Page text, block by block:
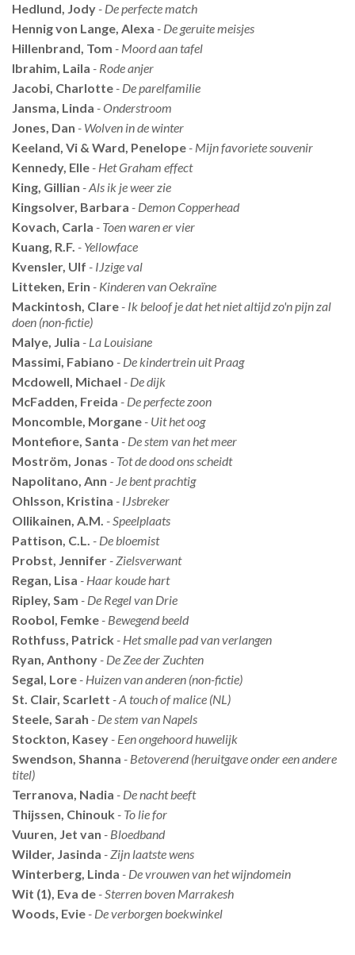
Hedlund, Jody - De perfecte match
Hennig von Lange, Alexa - De geruite meisjes
Hillenbrand, Tom - Moord aan tafel
Ibrahim, Laila - Rode anjer
Jacobi, Charlotte - De parelfamilie
Jansma, Linda - Onderstroom
Jones, Dan - Wolven in de winter
Keeland, Vi & Ward, Penelope - Mijn favoriete souvenir
Kennedy, Elle - Het Graham effect
King, Gillian - Als ik je weer zie
Kingsolver, Barbara - Demon Copperhead
Kovach, Carla - Toen waren er vier
Kuang, R.F. - Yellowface
Kvensler, Ulf - IJzige val
Litteken, Erin - Kinderen van Oekraïne
Mackintosh, Clare - Ik beloof je dat het niet altijd zo'n pijn zal
doen (non-fictie)
Malye, Julia - La Louisiane
Massimi, Fabiano - De kindertrein uit Praag
Mcdowell, Michael - De dijk
McFadden, Freida - De perfecte zoon
Moncomble, Morgane - Uit het oog
Montefiore, Santa - De stem van het meer
Moström, Jonas - Tot de dood ons scheidt
Napolitano, Ann - Je bent prachtig
Ohlsson, Kristina - IJsbreker
Ollikainen, A.M. - Speelplaats
Pattison, C.L. - De bloemist
Probst, Jennifer - Zielsverwant
Regan, Lisa - Haar koude hart
Ripley, Sam - De Regel van Drie
Roobol, Femke - Bewegend beeld
Rothfuss, Patrick - Het smalle pad van verlangen
Ryan, Anthony - De Zee der Zuchten
Segal, Lore - Huizen van anderen (non-fictie)
St. Clair, Scarlett - A touch of malice (NL)
Steele, Sarah - De stem van Napels
Stockton, Kasey - Een ongehoord huwelijk
Swendson, Shanna - Betoverend (heruitgave onder een andere
titel)
Terranova, Nadia - De nacht beeft
Thijssen, Chinouk - To lie for
Vuuren, Jet van - Bloedband
Wilder, Jasinda - Zijn laatste wens
Winterberg, Linda - De vrouwen van het wijndomein
Wit (1), Eva de - Sterren boven Marrakesh
Woods, Evie - De verborgen boekwinkel